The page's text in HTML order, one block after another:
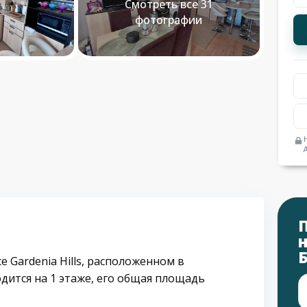
Смотреть все 31
фотографии
Gardenia Hills, расположенном в
на 1 этаже, его общая площадь